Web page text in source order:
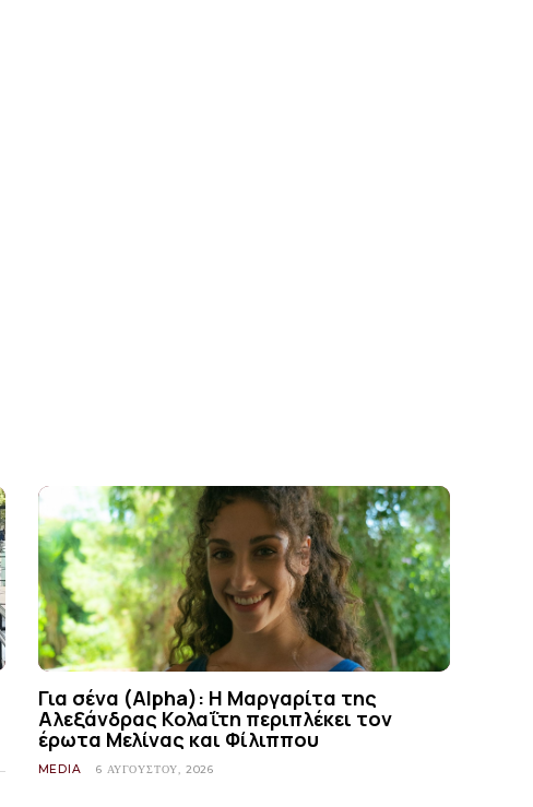
Για σένα (Alpha): Η Μαργαρίτα της
Αλεξάνδρας Κολαΐτη περιπλέκει τον
έρωτα Μελίνας και Φίλιππου
MEDIA 6 ΑΥΓΟΎΣΤΟΥ, 2026